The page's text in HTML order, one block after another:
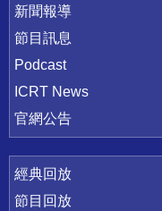
新聞報導
節目訊息
Podcast
ICRT News
官網公告
經典回放
節目回放